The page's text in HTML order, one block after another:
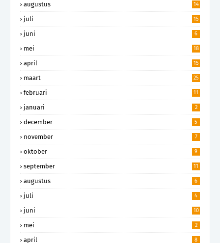
augustus 14
juli 15
juni 6
mei 18
april 15
maart 25
februari 11
januari 2
december 5
november 7
oktober 9
september 11
augustus 6
juli 4
juni 10
mei 2
april 8